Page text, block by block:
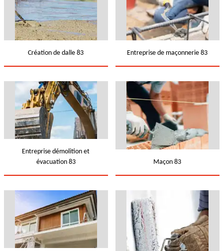
Création de dalle 83 Entreprise de maçonnerie 83
Entreprise démolition et
évacuation 83
Maçon 83